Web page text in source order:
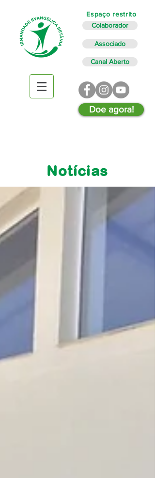
Espaço restrito
Colaborador
Associado
Canal Aberto
Doe agora!
Notícias